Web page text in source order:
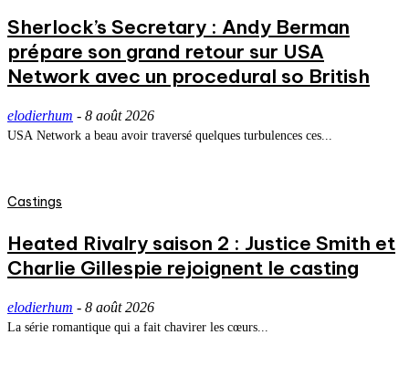
Sherlock’s Secretary : Andy Berman
prépare son grand retour sur USA
Network avec un procedural so British
elodierhum - 8 août 2026
USA Network a beau avoir traversé quelques turbulences ces...
Castings
Heated Rivalry saison 2 : Justice Smith et
Charlie Gillespie rejoignent le casting
elodierhum - 8 août 2026
La série romantique qui a fait chavirer les cœurs...